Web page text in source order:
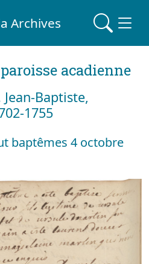
Archives
acadienne
Baptiste,
1755
baptêmes 4 octobre